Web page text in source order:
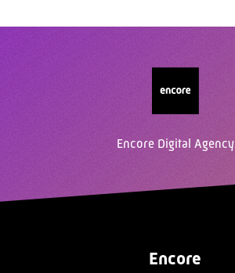
Encore Digital Agency
Encore